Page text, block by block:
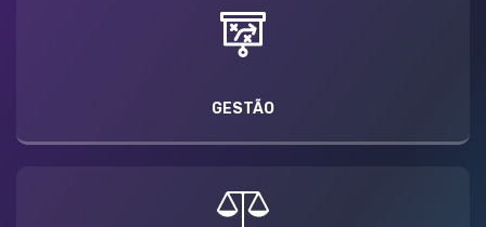
GESTÃO